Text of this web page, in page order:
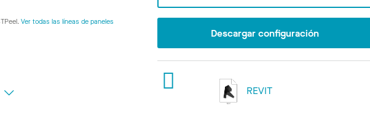
Ver todas las líneas de paneles
Descargar configuración
REVIT